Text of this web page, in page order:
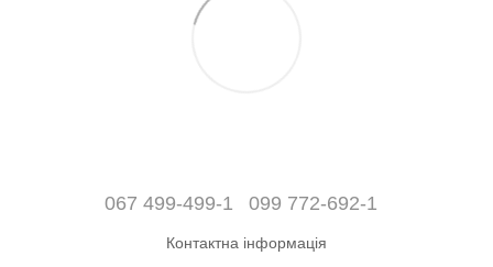
067 499-499-1 099 772-692-1
Контактна інформація